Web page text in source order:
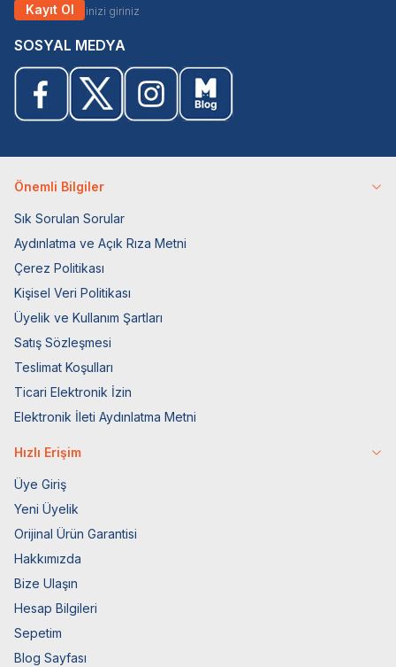
Kayıt Ol
SOSYAL MEDYA
Önemli Bilgiler
Sık Sorulan Sorular
Aydınlatma ve Açık Rıza Metni
Çerez Politikası
Kişisel Veri Politikası
Üyelik ve Kullanım Şartları
Satış Sözleşmesi
Teslimat Koşulları
Ticari Elektronik İzin
Elektronik İleti Aydınlatma Metni
Hızlı Erişim
Üye Giriş
Yeni Üyelik
Orijinal Ürün Garantisi
Hakkımızda
Bize Ulaşın
Hesap Bilgileri
Sepetim
Blog Sayfası